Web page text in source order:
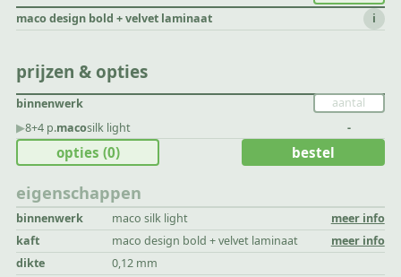
maco design bold + velvet laminaat i
prijzen & opties
binnenwerk
▶︎8+4 p.macosilk light -
eigenschappen
binnenwerk maco silk light
meer info
kaft
maco design bold + velvet laminaat
meer info
dikte
0,12 mm
opties (0) bestel